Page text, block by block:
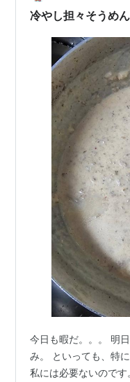
ちらでも） ジャガ…
冷やし担々そうめ
今日も暇だ。。。 明
み。 といっても、特
私には必要ないので